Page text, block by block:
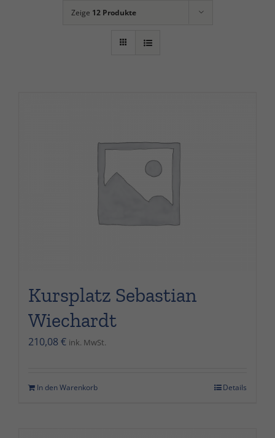
Hippolini Kinderreiten
Deckhengste
Kontakt
Zeige 12 Produkte
Kursplatz Sebastian
Wiechardt
210,08€ ink. MwSt.
In den Warenkorb Details